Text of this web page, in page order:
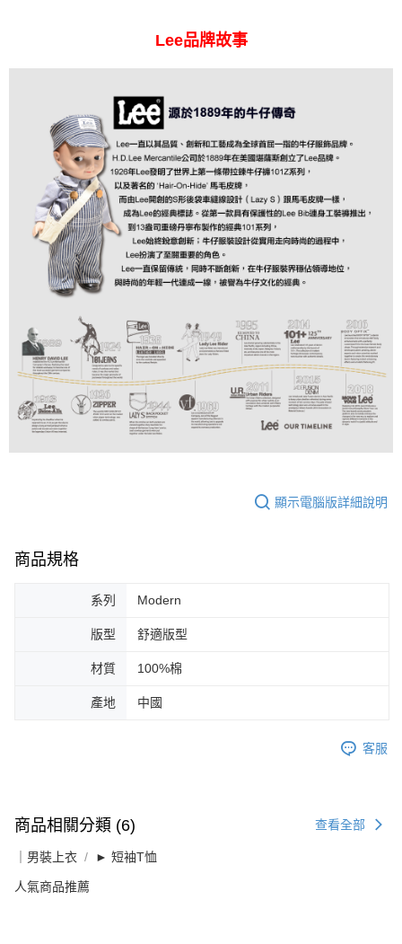
Lee品牌故事
顯示電腦版詳細說明
商品規格
系列 Modern
版型 舒適版型
材質 100%棉
產地 中國
客服
商品相關分類 (6) 查看全部
｜男裝上衣 ► 短袖T恤
人氣商品推薦